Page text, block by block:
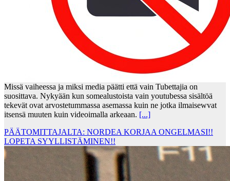
Missä vaiheessa ja miksi media päätti että vain Tubettajia on
suosittava. Nykyään kun somealustoista vain youtubessa sisältöä
tekevät ovat arvostetummassa asemassa kuin ne jotka ilmaisewvat
itsensä muuten kuin videoimalla arkeaan. [...]
PÄÄTOMITTAJALTA: NORDEA KORJAA ONGELMASI!!
LOPETA SYYLLISTÄMINEN!!